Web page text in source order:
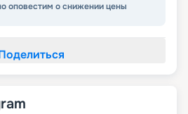
оповестим о снижении цены